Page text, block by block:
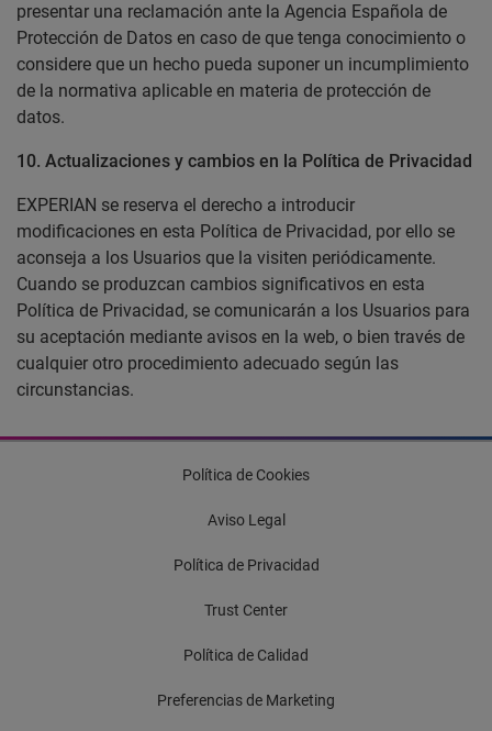
presentar una reclamación ante la Agencia Española de
Protección de Datos en caso de que tenga conocimiento o
considere que un hecho pueda suponer un incumplimiento
de la normativa aplicable en materia de protección de
datos.
10. Actualizaciones y cambios en la Política de Privacidad
EXPERIAN se reserva el derecho a introducir
modificaciones en esta Política de Privacidad, por ello se
aconseja a los Usuarios que la visiten periódicamente.
Cuando se produzcan cambios significativos en esta
Política de Privacidad, se comunicarán a los Usuarios para
su aceptación mediante avisos en la web, o bien través de
cualquier otro procedimiento adecuado según las
circunstancias.
Política de Cookies
Aviso Legal
Política de Privacidad
Trust Center
Política de Calidad
Preferencias de Marketing